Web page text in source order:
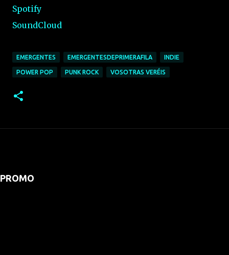
Spotify
SoundCloud
EMERGENTES EMERGENTESDEPRIMERAFILA INDIE
POWER POP PUNK ROCK VOSOTRAS VERÉIS
PROMO